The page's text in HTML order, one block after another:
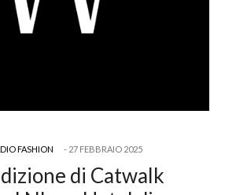
FASHION 27 FEBBRAIO 2025
di Catwalk